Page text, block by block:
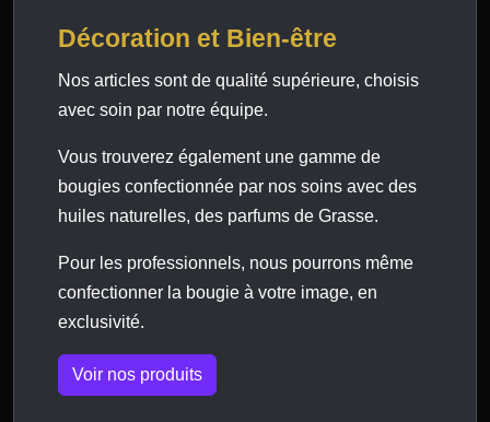
Décoration et Bien-être
Nos articles sont de qualité supérieure, choisis
avec soin par notre équipe.
Vous trouverez également une gamme de
bougies confectionnée par nos soins avec des
huiles naturelles, des parfums de Grasse.
Pour les professionnels, nous pourrons même
confectionner la bougie à votre image, en
exclusivité.
Voir nos produits